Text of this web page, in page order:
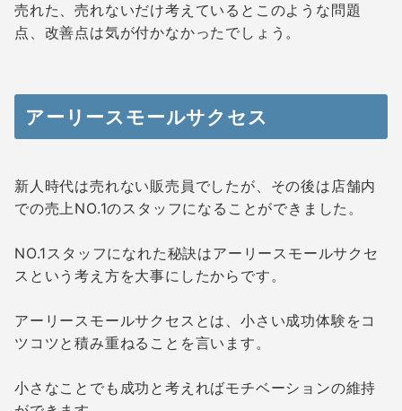
売れた、売れないだけ考えているとこのような問題
点、改善点は気が付かなかったでしょう。
アーリースモールサクセス
新人時代は売れない販売員でしたが、その後は店舗内
での売上NO.1のスタッフになることができました。
NO.1スタッフになれた秘訣はアーリースモールサクセ
スという考え方を大事にしたからです。
アーリースモールサクセスとは、小さい成功体験をコ
ツコツと積み重ねることを言います。
小さなことでも成功と考えればモチベーションの維持